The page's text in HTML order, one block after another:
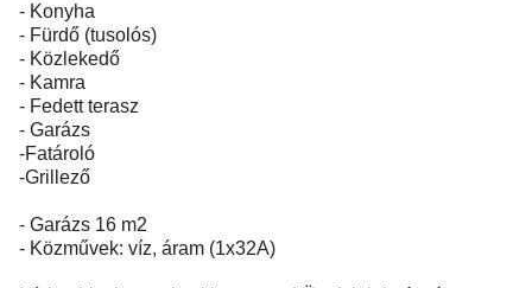
- Konyha
- Fürdő (tusolós)
- Közlekedő
- Kamra
- Fedett terasz
- Garázs
-Fatároló
-Grillező
- Garázs 16 m2
- Közművek: víz, áram (1x32A)